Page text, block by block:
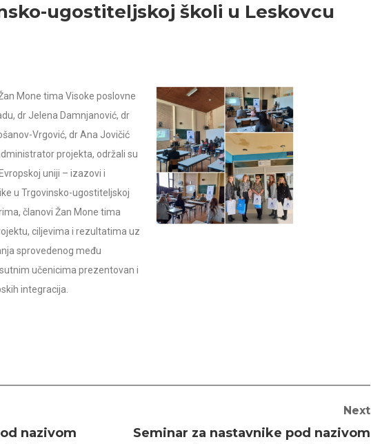
ugostiteljskoj školi u Leskovcu
Mone tima Visoke poslovne
dr Jelena Damnjanović, dr
Vrgović, dr Ana Jovičić
projekta, održali su
uniji – izazovi i
u Trgovinsko-ugostiteljskoj
članovi Žan Mone tima
ciljevima i rezultatima uz
sprovedenog među
učenicima prezentovan i
integracija.
nazivom
Next
Seminar za nastavnike pod nazivom